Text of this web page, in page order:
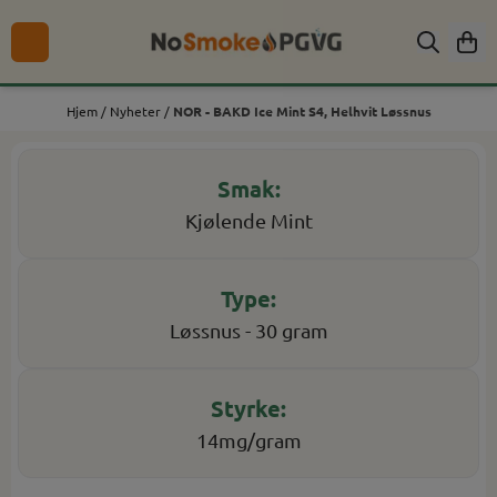
Hopp til innhold
Hjem / Nyheter / NOR - BAKD Ice Mint S4, Helhvit Løssnus
Kjølende Mint
Løssnus - 30 gram
14mg/gram